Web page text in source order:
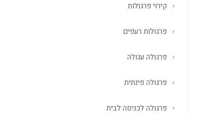
קירוי פרגולות
פרגולות רעפים
פרגולה עגולה
פרגולה פינתית
פרגולה לכניסה לבית